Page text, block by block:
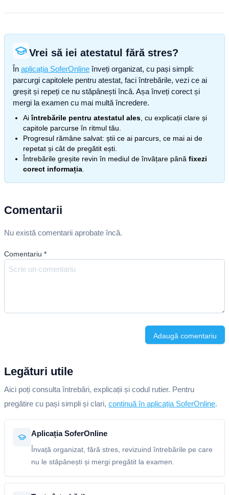
Vrei să iei atestatul fără stres?
În aplicația SoferOnline înveți organizat, cu pași simpli:
parcurgi capitolele pentru atestat, faci întrebările, vezi ce ai
greșit și repeți ce nu stăpânești încă. Așa înveți corect și
mergi la examen cu mai multă încredere.
Aiîntrebările pentru atestatul ales , cu explicații clare și
capitole parcurse în ritmul tău.
Progresul rămâne salvat: știi ce ai parcurs, ce mai ai de
repetat și cât de pregătit ești.
Întrebările greșite revin în mediul de învățare până fixezi
corect informația
Comentarii
Nu există comentarii aprobate încă.
Comentariu *
Adaugă comentariu
Legături utile
Aici poți consulta întrebări, explicații și codul rutier. Pentru
pregătire cu pași simpli și clari, continuă în aplicația SoferOnline.
Aplicația SoferOnline
Învață organizat, fără stres, revizuind întrebările pe care
nu le stăpânești și mergi pregătit la examen.